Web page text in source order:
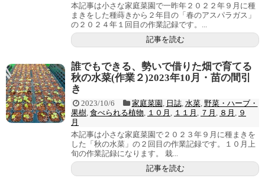
本記事は小さな家庭菜園で一昨年２０２２年９月に種
まきをした種蒔きから２年目の「春のアスパラガス」
の２０２４年１回目の作業記録です。...
記事を読む
誰でもできる、勢いで借りた畑で育てる
秋の水菜(作業２)2023年10月・苗の間引
き
2023/10/6 家庭菜園 日誌, 水菜, 野菜・ハーブ・
果樹 食べられる植物 １０月 １１月 ７月 ８月
９
月
本記事は小さな家庭菜園で２０２３年９月に種まきを
した「秋の水菜」の２回目の作業記録です。１０月上
旬の作業記録になります。 栽...
記事を読む